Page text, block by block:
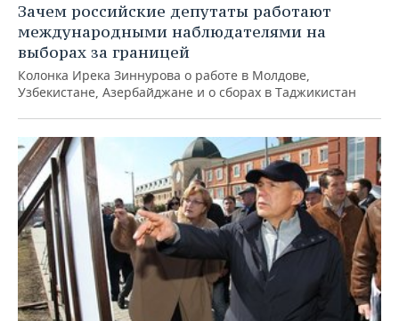
Зачем российские депутаты работают
международными наблюдателями на
выборах за границей
Колонка Ирека Зиннурова о работе в Молдове,
Узбекистане, Азербайджане и о сборах в Таджикистан